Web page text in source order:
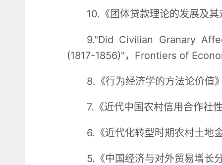
10.《团体贷款理论的发展及
9."Did Civilian Granary
(1817-1856)"，Frontiers of
8.《行为经济学的方法论价值
7.《近代中国农村信用合作社
6.《近代化转型时期农村土地
5.《中国经济与对外贸易增长